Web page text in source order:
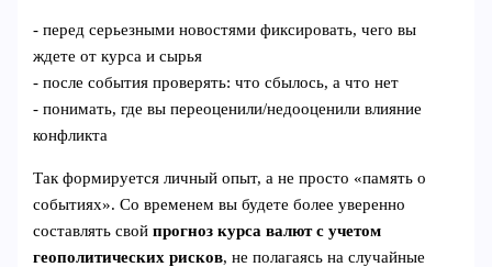
- перед серьезными новостями фиксировать, чего вы
ждете от курса и сырья
- после события проверять: что сбылось, а что нет
- понимать, где вы переоценили/недооценили влияние
конфликта
Так формируется личный опыт, а не просто «память о
событиях». Со временем вы будете более уверенно
составлять свойпрогноз курса валют с учетом
геополитических рисков, не полагаясь на случайные